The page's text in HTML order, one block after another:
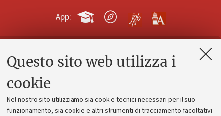
Questo sito web utilizza i
cookie
Nel nostro sito utilizziamo sia cookie tecnici necessari per il suo
funzionamento, sia cookie e altri strumenti di tracciamento facoltativi
App:
Contatti e PEC
Alumni community